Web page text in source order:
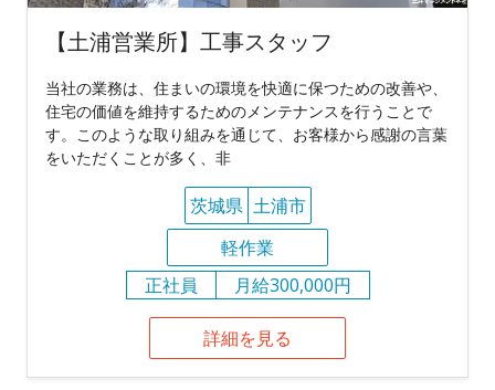
【土浦営業所】工事スタッフ
当社の業務は、住まいの環境を快適に保つための改善や、
住宅の価値を維持するためのメンテナンスを行うことで
す。このような取り組みを通じて、お客様から感謝の言葉
をいただくことが多く、非
茨城県 土浦市
軽作業
正社員
月給300,000円
詳細を見る